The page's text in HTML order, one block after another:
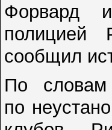
Форвард
полицией
сообщил
По словам
по